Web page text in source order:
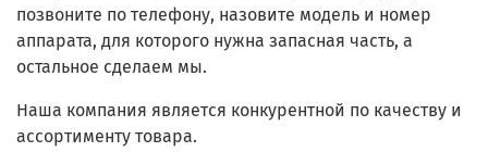
позвоните по телефону, назовите модель и номер
аппарата, для которого нужна запасная часть, а
остальное сделаем мы.
Наша компания является конкурентной по качеству и
ассортименту товара.